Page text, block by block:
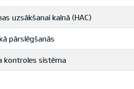
uzsākšanai kalnā (HAC)
pārslēgšanās
kontroles sistēma